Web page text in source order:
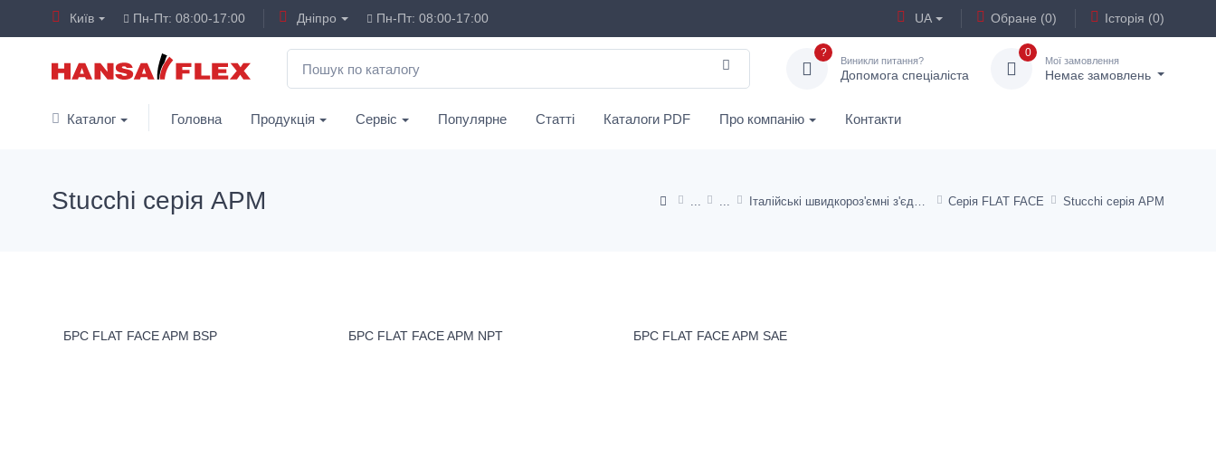
Київ Пн-Пт: 08:00-17:00 Дніпро Пн-Пт: 08:00-17:00 UA Обране (0) Історія (0)
?
Виникли питання?
Допомога спеціаліста
0
Мої замовлення
Немає замовлень
Каталог Головна Продукція Сервіс Популярне Статті Каталоги PDF Про компанію Контакти
Італійські швидкороз'ємні з'єднання Stucchi Серія FLAT FACE Stucchi серія APM
Stucchi серія APM
БРС FLAT FACE APM BSP БРС FLAT FACE APM NPT БРС FLAT FACE APM SAE